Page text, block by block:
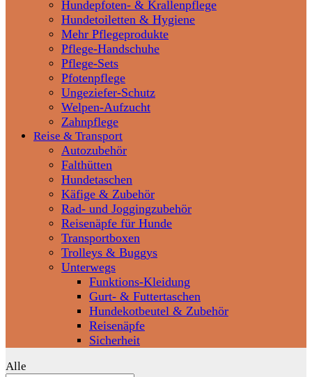
Hundepfoten- & Krallenpflege
Hundetoiletten & Hygiene
Mehr Pflegeprodukte
Pflege-Handschuhe
Pflege-Sets
Pfotenpflege
Ungeziefer-Schutz
Welpen-Aufzucht
Zahnpflege
Reise & Transport
Autozubehör
Falthütten
Hundetaschen
Käfige & Zubehör
Rad- und Joggingzubehör
Reisenäpfe für Hunde
Transportboxen
Trolleys & Buggys
Unterwegs
Funktions-Kleidung
Gurt- & Futtertaschen
Hundekotbeutel & Zubehör
Reisenäpfe
Sicherheit
Alle